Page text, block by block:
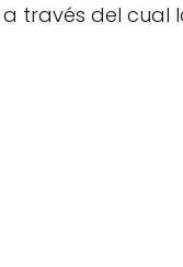
través del cual